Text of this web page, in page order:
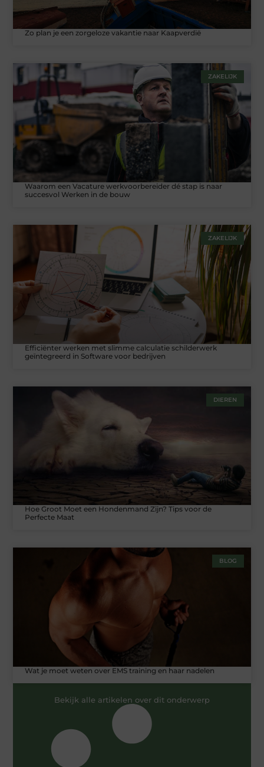
Zo plan je een zorgeloze vakantie naar Kaapverdië
ZAKELIJK
Waarom een Vacature werkvoorbereider dé stap is naar
succesvol Werken in de bouw
ZAKELIJK
Efficiënter werken met slimme calculatie schilderwerk
geïntegreerd in Software voor bedrijven
DIEREN
Hoe Groot Moet een Hondenmand Zijn? Tips voor de
Perfecte Maat
BLOG
Wat je moet weten over EMS training en haar nadelen
Bekijk alle artikelen over dit onderwerp